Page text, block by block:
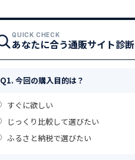
QUICK CHECK
あなたに合う通販サイト診断
Q1. 今回の購入目的は？
すぐに欲しい
じっくり比較して選びたい
ふるさと納税で選びたい